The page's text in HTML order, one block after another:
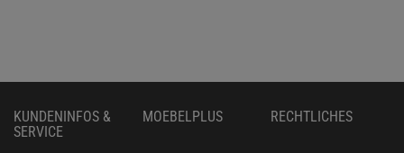
KUNDENINFOS &
SERVICE
MOEBELPLUS RECHTLICHES